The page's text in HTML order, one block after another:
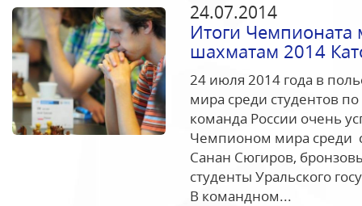
24.07.2014
Итоги Чемпионата
шахматам 2014
24 июля 2014 года в
мира среди студентов
команда России очень
Чемпионом мира среди
Санан Сюгиров,
студенты Уральского
В командном...